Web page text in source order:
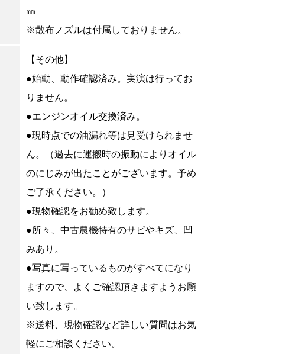
㎜
※散布ノズルは付属しておりません。
【その他】
●始動、動作確認済み。実演は行ってお
りません。
●エンジンオイル交換済み。
●現時点での油漏れ等は見受けられませ
ん。（過去に運搬時の振動によりオイル
のにじみが出たことがございます。予め
ご了承ください。）
●現物確認をお勧め致します。
●所々、中古農機特有のサビやキズ、凹
みあり。
●写真に写っているものがすべてになり
ますので、よくご確認頂きますようお願
い致します。
※送料、現物確認など詳しい質問はお気
軽にご相談ください。